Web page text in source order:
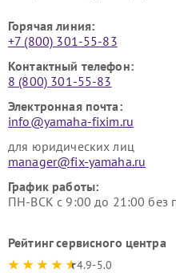
Горячая линия:
+7 (800) 301-55-83
Контактный телефон:
8 (800) 301-55-83
Электронная почта:
info@yamaha-fixim.ru
для юридических лиц
manager@fix-yamaha.ru
График работы:
ПН-ВСК с 9:00 до 21:00 без
Рейтинг сервисного центра
4.9-5.0